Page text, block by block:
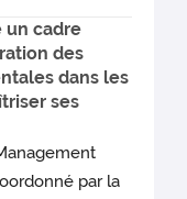
un cadre
des
dans les
ses
par la